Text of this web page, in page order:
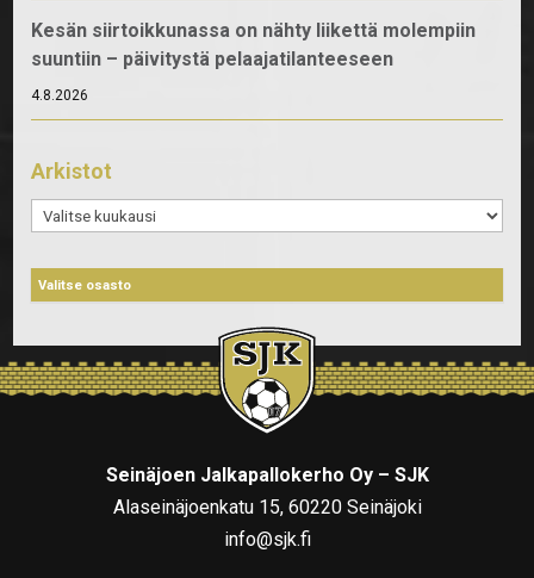
Kesän siirtoikkunassa on nähty liikettä molempiin
suuntiin – päivitystä pelaajatilanteeseen
4.8.2026
Arkistot
Arkistot
Seinäjoen Jalkapallokerho Oy – SJK
Alaseinäjoenkatu 15, 60220 Seinäjoki
info@sjk.fi